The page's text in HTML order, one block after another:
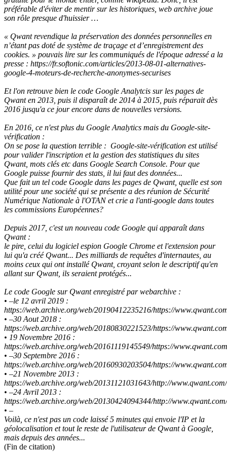
préférable d'éviter de mentir sur les historiques, web archive joue
son rôle presque d'huissier …
« Qwant revendique la préservation des données personnelles en
n’étant pas doté de système de traçage et d’enregistrement des
cookies. » pouvais lire sur les communiqués de l'époque adressé a la
presse : https://fr.softonic.com/articles/2013-08-01-alternatives-
google-4-moteurs-de-recherche-anonymes-securises
Et l'on retrouve bien le code Google Analytcis sur les pages de
Qwant en 2013, puis il disparaît de 2014 à 2015, puis réparait dès
2016 jusqu'a ce jour encore dans de nouvelles versions.
En 2016, ce n'est plus du Google Analytics mais du Google-site-
vérification :
On se pose la question terrible : Google-site-vérification est utilisé
pour valider l'inscription et la gestion des statistiques du sites
Qwant, mots clés etc dans Google Search Console. Pour que
Google puisse fournir des stats, il lui faut des données...
Que fait un tel code Google dans les pages de Qwant, quelle est son
utilité pour une société qui se présente a des réunion de Sécurité
Numérique Nationale à l'OTAN et crie a l'anti-google dans toutes
les commissions Européennes?
Depuis 2017, c'est un nouveau code Google qui apparaît dans
Qwant :
le pire, celui du logiciel espion Google Chrome et l'extension pour
lui qu'a créé Qwant... Des milliards de requêtes d'internautes, au
moins ceux qui ont installé Qwant, croyant selon le descriptif qu'en
allant sur Qwant, ils seraient protégés...
Le code Google sur Qwant enregistré par webarchive :
• –le 12 avril 2019 :
https://web.archive.org/web/20190412235216/https://
• –30 Aout 2018 :
https://web.archive.org/web/20180830221523/https://
• 19 Novembre 2016 :
https://web.archive.org/web/20161119145549/https://
• –30 Septembre 2016 :
https://web.archive.org/web/20160930203504/https://
• –21 Novembre 2013 :
https://web.archive.org/web/20131121031643/http://www.qwant.com/
• –24 Avril 2013 :
https://web.archive.org/web/20130424094344/http://www.qwant.com/
• –
Voilà, ce n'est pas un code laissé 5 minutes qui envoie l'IP et la
géolocalisation et tout le reste de l'utilisateur de Qwant à Google,
mais depuis des années...
(Fin de citation)